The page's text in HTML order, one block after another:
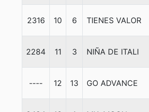
2316 10 6 TIENES VALOR
2284 11 3 NIÑA DE ITALI
---- 12 13 GO ADVANCE